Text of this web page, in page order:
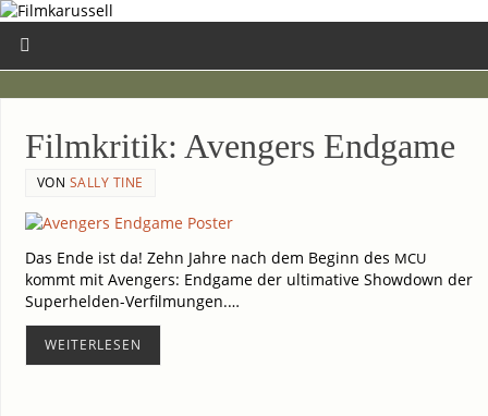
Film­kri­tik: Aven­gers Endgame
VON SALLY TINE
Das Ende ist da! Zehn Jah­re nach dem Beginn des MCU
kommt mit Aven­gers: End­ga­me der ulti­ma­ti­ve Show­down der
Superhelden-Verfilmungen.…
WEI­TER­LE­SEN